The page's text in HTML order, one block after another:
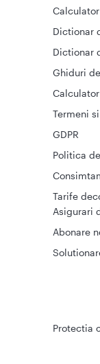
Dictionar
Dictionar
Ghiduri
Termeni
GDPR
Politica
Tarife
Asigurari
Abonare
Protectia